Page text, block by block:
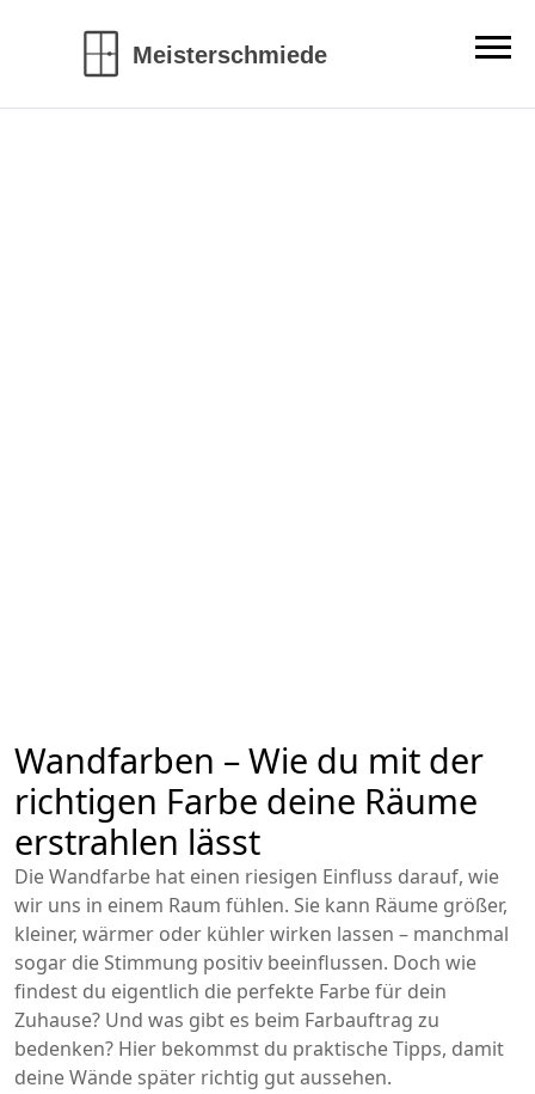
Wandfarben – Wie du mit der
richtigen Farbe deine Räume
erstrahlen lässt
Die Wandfarbe hat einen riesigen Einfluss darauf, wie
wir uns in einem Raum fühlen. Sie kann Räume größer,
kleiner, wärmer oder kühler wirken lassen – manchmal
sogar die Stimmung positiv beeinflussen. Doch wie
findest du eigentlich die perfekte Farbe für dein
Zuhause? Und was gibt es beim Farbauftrag zu
bedenken? Hier bekommst du praktische Tipps, damit
deine Wände später richtig gut aussehen.